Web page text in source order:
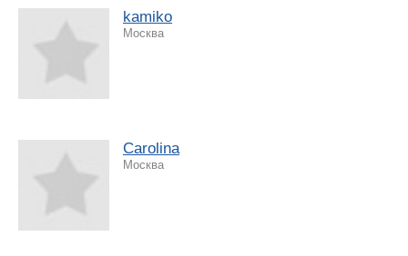
kamiko
Москва
Carolina
Москва